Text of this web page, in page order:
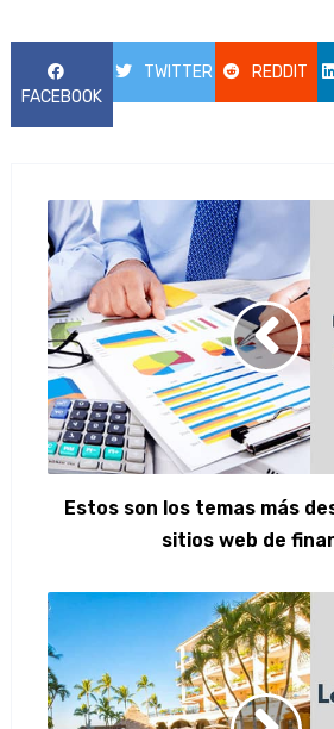
FACEBOOK
TWITTER REDDIT
Estos son los temas más
sitios web de